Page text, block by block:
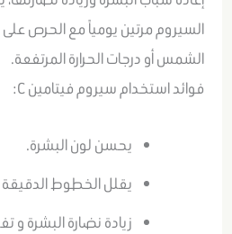
السيروم مرتين يومياً مع الحرص
الشمس أو درجات الحرارة المرتفعة.
فوائد استخدام سيروم فيتامين C:
يحسن لون البشرة.
يقلل الخطوط الدقيقة
زيادة نضارة البشرة و